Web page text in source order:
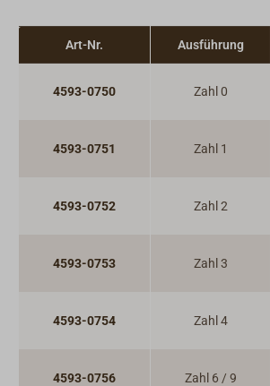
Art-Nr. Ausführung
4593-0750 Zahl 0
4593-0751 Zahl 1
4593-0752 Zahl 2
4593-0753 Zahl 3
4593-0754 Zahl 4
4593-0756 Zahl 6 / 9